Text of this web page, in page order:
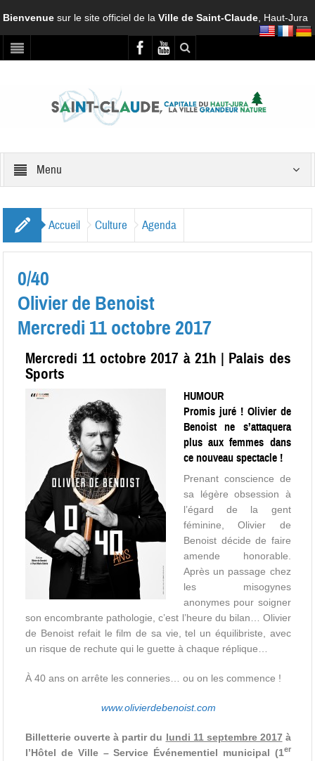
Bienvenuesur le site officiel de laVille de Saint-Claude , Haut-Jura
Menu
Accueil Culture Agenda
0/40
Olivier de Benoist
Mercredi 11 octobre 2017
Mercredi 11 octobre 2017 à 21h | Palais des
Sports
HUMOUR
Promis juré ! Olivier de
Benoist ne s’attaquera
plus aux femmes dans
ce nouveau spectacle !
Prenant conscience de
sa légère obsession à
l’égard de la gent
féminine, Olivier de
Benoist décide de faire
amende honorable.
Après un passage chez
les misogynes
anonymes pour soigner
son encombrante pathologie, c’est l’heure du bilan… Olivier
de Benoist refait le film de sa vie, tel un équilibriste, avec
un risque de rechute qui le guette à chaque réplique…
À 40 ans on arrête les conneries… ou on les commence !
www.olivierdebenoist.com
Billetterie ouverte à partir du lundi 11 septembre 2017 à
l’Hôtel de Ville – Service Événementiel municipal (1er